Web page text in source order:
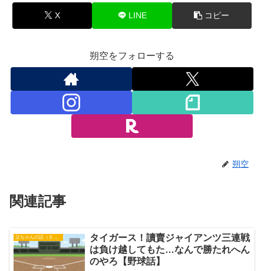
X LINE コピー
朔空をフォローする
朔空
関連記事
タイガース！讀賣ジャイアンツ三連戦
は負け越してもた…なんで勝たれへん
のやろ【野球話】